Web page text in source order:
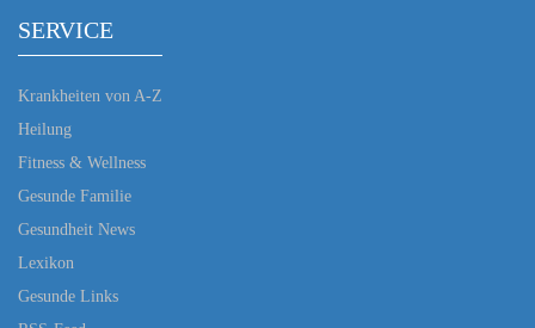
SERVICE
Krankheiten von A-Z
Heilung
Fitness & Wellness
Gesunde Familie
Gesundheit News
Lexikon
Gesunde Links